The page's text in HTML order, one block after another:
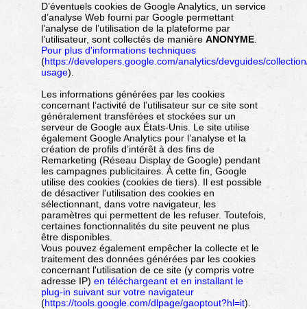
D’éventuels cookies de Google Analytics, un service
d’analyse Web fourni par Google permettant
l’analyse de l’utilisation de la plateforme par
l’utilisateur, sont collectés de manière ANONYME
Pour plus d'informations techniques
(https://developers.google.com/analytics/devguides/
usage).
Les informations générées par les cookies
concernant l’activité de l’utilisateur sur ce site sont
généralement transférées et stockées sur un
serveur de Google aux États-Unis. Le site utilise
également Google Analytics pour l’analyse et la
création de profils d’intérêt à des fins de
Remarketing (Réseau Display de Google) pendant
les campagnes publicitaires. À cette fin, Google
utilise des cookies (cookies de tiers). Il est possible
de désactiver l'utilisation des cookies en
sélectionnant, dans votre navigateur, les
paramètres qui permettent de les refuser. Toutefois,
certaines fonctionnalités du site peuvent ne plus
être disponibles.
Vous pouvez également empêcher la collecte et le
traitement des données générées par les cookies
concernant l'utilisation de ce site (y compris votre
adresse IP) en téléchargeant et en installant le
plug-in suivant sur votre navigateur
(https://tools.google.com/dlpage/gaoptout?hl=it).